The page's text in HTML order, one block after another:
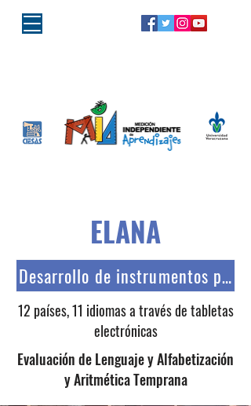
ELANA
Desarrollo de instrumentos
12 países, 11 idiomas a través de tabletas
electrónicas
Evaluación de Lenguaje y Alfabetización
y Aritmética Temprana